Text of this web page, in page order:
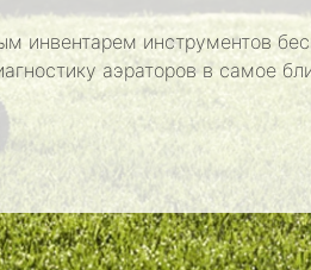
инвентарем инструментов
аэраторов в самое